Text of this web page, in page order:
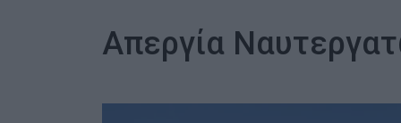
Απεργία